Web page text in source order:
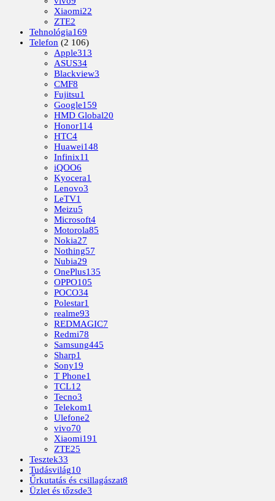
Xiaomi22
ZTE2
Tehnológia169
Telefon (2 106)
Apple313
ASUS34
Blackview3
CMF8
Fujitsu1
Google159
HMD Global20
Honor114
HTC4
Huawei148
Infinix11
iQOO6
Kyocera1
Lenovo3
LeTV1
Meizu5
Microsoft4
Motorola85
Nokia27
Nothing57
Nubia29
OnePlus135
OPPO105
POCO34
Polestar1
realme93
REDMAGIC7
Redmi78
Samsung445
Sharp1
Sony19
T Phone1
TCL12
Tecno3
Telekom1
Ulefone2
vivo70
Xiaomi191
ZTE25
Tesztek33
Tudásvilág10
Űrkutatás és csillagászat8
Üzlet és tőzsde3